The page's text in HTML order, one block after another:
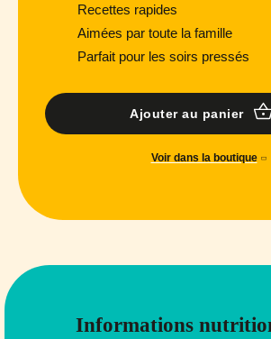
Recettes rapides
Aimées par toute la famille
Parfait pour les soirs pressés
Ajouter au panier
Voir dans la boutique
Informations